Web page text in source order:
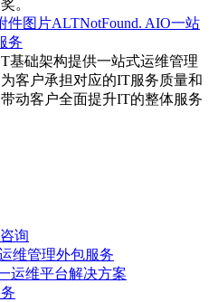
。
AIO一站
务
基础架构提供一站式运维管理
客户承担对应的IT服务质量和
动客户全面提升IT的整体服务
询
维管理外包服务
运维平台解决方案